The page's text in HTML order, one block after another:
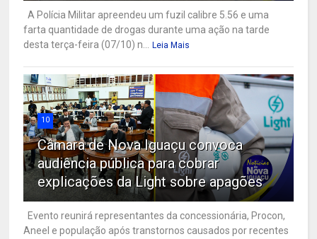
A Polícia Militar apreendeu um fuzil calibre 5.56 e uma
farta quantidade de drogas durante uma ação na tarde
desta terça-feira (07/10) n... Leia Mais
10
Câmara de Nova Iguaçu convoca
audiência pública para cobrar
explicações da Light sobre apagões
Evento reunirá representantes da concessionária, Procon,
Aneel e população após transtornos causados por recentes